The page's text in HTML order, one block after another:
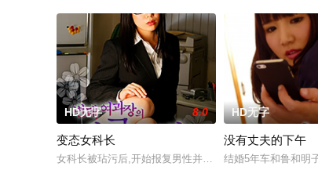
HD无字 8.0
变态女科长
女科长被玷污后,开始报复男性并且性取向也发了一些变化
HD无字
没有丈夫的下午
结婚5年车和鲁和明